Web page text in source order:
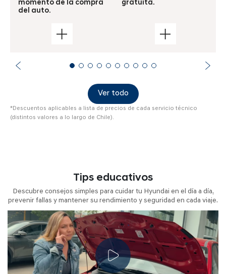
momento de la compra
del auto.
gratuita.
*Descuentos aplicables a lista de precios de cada servicio técnico
(distintos valores a lo largo de Chile).
Ver todo
Tips educativos
Descubre consejos simples para cuidar tu Hyundai en el día a día,
prevenir fallas y mantener su rendimiento y seguridad en cada viaje.